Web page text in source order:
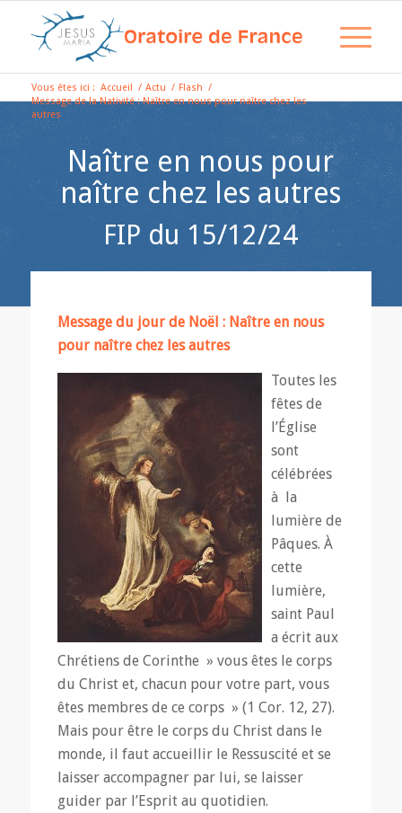
Vous êtes ici : Accueil / Actu / Flash /
Message de la Nativité : Naître en nous pour naître chez les
autres
Naître en nous pour
naître chez les autres
FIP du 15/12/24
Message du jour de Noël : Naître en nous
pour naître chez les autres
Toutes les
fêtes de
l’Église
sont
célébrées
à la
lumière de
Pâques. À
cette
lumière,
saint Paul
a écrit aux
Chrétiens de Corinthe » vous êtes le corps
du Christ et, chacun pour votre part, vous
êtes membres de ce corps » (1 Cor. 12, 27).
Mais pour être le corps du Christ dans le
monde, il faut accueillir le Ressuscité et se
laisser accompagner par lui, se laisser
guider par l’Esprit au quotidien.